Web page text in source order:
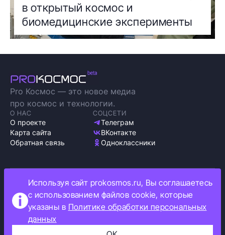
в открытый космос и
биомедицинские эксперименты
Pro Космос — это новое медиа
про космос и технологии.
О НАС
О проекте
Карта сайта
Обратная связь
СОЦСЕТИ
Телеграм
ВКонтакте
Одноклассники
Политика обработки персональных данных
Как мы используем cookie
Информация об ограничениях
Используя сайт prokosmos.ru, Вы соглашаетесь
с использованием файлов cookie, которые
указаны в Политике обработки персональных
данных